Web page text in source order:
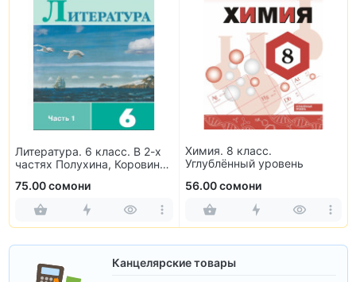
Литература. 6 класс. В 2-х
частях Полухина, Коровина,
75.00 сомони
Химия. 8 класс.
Углублённый уровень
56.00 сомони
Канцелярские товары